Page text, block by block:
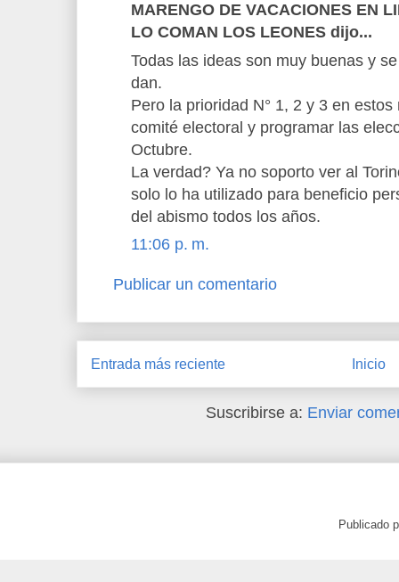
MARENGO DE VACACIONES EN
LO COMAN LOS LEONES dijo...
Todas las ideas son muy buenas y
dan.
Pero la prioridad N° 1, 2 y 3 en
comité electoral y programar las
Octubre.
La verdad? Ya no soporto ver al
solo lo ha utilizado para beneficio
del abismo todos los años.
11:06 p. m.
Publicar un comentario
Entrada más reciente Inicio
Suscribirse a: Enviar
Publicado